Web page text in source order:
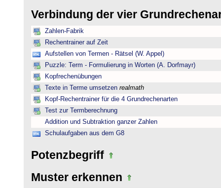
Verbindung der vier
Zahlen-Fabrik
Rechentrainer auf Zeit
Aufstellen von Termen - Rätsel (W. Appel)
Puzzle: Term - Formulierung in Worten (A. Dorfmayr)
Kopfrechenübungen
Texte in Terme umsetzen realmath
Kopf-Rechentrainer für die 4 Grundrechenarten
Test zur Termberechnung
Addition und Subtraktion ganzer Zahlen
Schulaufgaben aus dem G8
Potenzbegriff
Muster erkennen